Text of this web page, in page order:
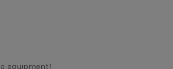
equipment!